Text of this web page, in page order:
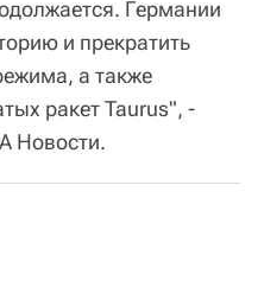
Германии
и прекратить
а также
ракет Taurus", -
Новости.